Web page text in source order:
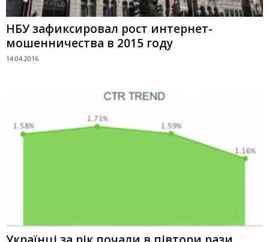
НБУ зафиксировал рост интернет-
мошенничества в 2015 году
14.04.2016